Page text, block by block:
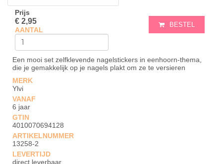
Prijs
€ 2,95
AANTAL
BESTEL
Een mooi set zelfklevende nagelstickers in eenhoorn-thema,
die je gemakkelijk op je nagels plakt om ze te versieren
MERK
Ylvi
VANAF
6 jaar
GTIN
4010070694128
ARTIKELNUMMER
13258-2
LEVERTIJD
direct leverbaar